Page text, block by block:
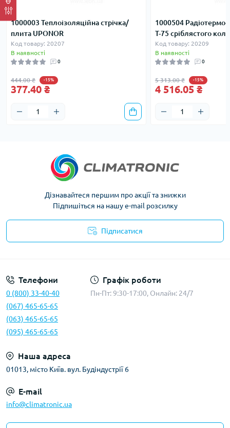
1000003 Теплоізоляційна стрічка/
плита UPONOR
Код товару: 20207
В наявності
0
444.00 ₴ -15%
377.40 ₴
1000504
T-75 сріблястого
Код товару: 20209
В наявності
0
5 313.00 ₴ -15%
4 516.05 ₴
Дізнавайтеся першим про акції та знижки
Підпишіться на нашу e-mail розсилку
Підписатися
Телефони
0 (800) 33-40-40
(067) 465-65-65
(063) 465-65-65
(095) 465-65-65
Графік роботи
Пн-Пт: 9:30-17:00, Онлайн: 24/7
Наша адреса
01013, місто Київ. вул. Будіндустрії 6
E-mail
info@climatronic.ua